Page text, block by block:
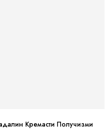
Кремасти Получизми